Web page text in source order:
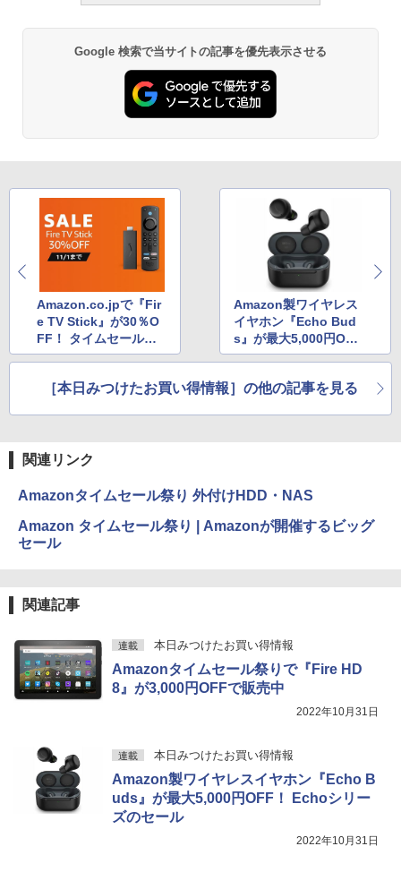
Google 検索で当サイトの記事を優先表示させる
Amazon.co.jpで『Fir
e TV Stick』が30％O
FF！ タイムセール祭
り開催中
Amazon製ワイヤレス
イヤホン『Echo Bud
s』が最大5,000円OF
F！ Echoシリーズの
［本日みつけたお買い得情報］の他の記事を見る
関連リンク
Amazonタイムセール祭り 外付けHDD・NAS
Amazon タイムセール祭り | Amazonが開催するビッグ
セール
関連記事
連載 本日みつけたお買い得情報
Amazonタイムセール祭りで『Fire HD
8』が3,000円OFFで販売中
2022年10月31日
連載 本日みつけたお買い得情報
Amazon製ワイヤレスイヤホン『Echo B
uds』が最大5,000円OFF！ Echoシリー
ズのセール
2022年10月31日